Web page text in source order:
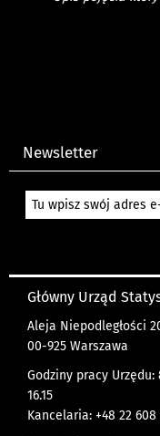
Newsletter
Główny Urząd
Aleja Niepodległości
00-925 Warszawa
Godziny pracy Urzędu:
16.15
Kancelaria: +48 22 608